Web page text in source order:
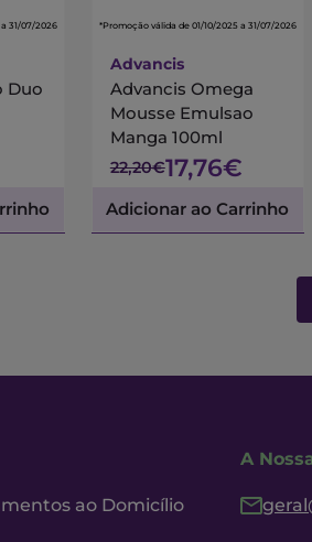
31/07/2026
Duo
*Promoção válida de 01/10/2025 a 31/07/2026
Advancis
Advancis Omega
Mousse Emulsao
Manga 100ml
22,20€17,76€
Adicionar ao Carrinho
ao Domicílio
A